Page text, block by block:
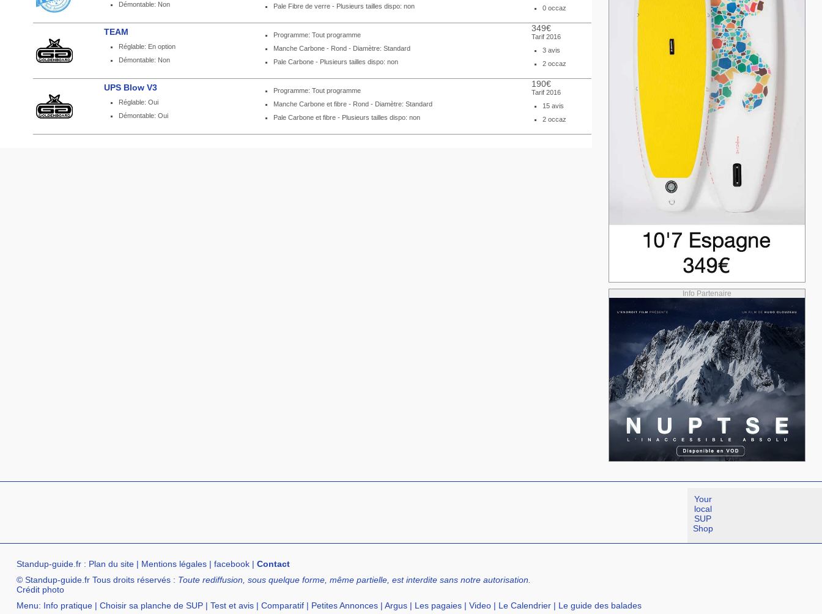
Démontable: Non
Pale Fibre de verre - Plusieurs tailles dispo: non
0 occaz
TEAM
Réglable: En option
Démontable: Non
Programme: Tout programme
Manche Carbone - Rond - Diamètre: Standard
Pale Carbone - Plusieurs tailles dispo: non
349€
Tarif 2016
3 avis
2 occaz
UPS Blow V3
Réglable: Oui
Démontable: Oui
Programme: Tout programme
Manche Carbone et fibre - Rond - Diamètre: Standard
Pale Carbone et fibre - Plusieurs tailles dispo: non
190€
Tarif 2016
15 avis
2 occaz
Info Partenaire
Your
local
SUP
Shop
Standup-guide.fr: Plan du site| Mentions légales| facebook| Contact
© Standup-guide.fr Tous droits réservés : Toute rediffusion, sous quelque forme, même partielle, est interdite sans notre autorisation.
Crédit photo
Menu: Info pratique| Choisir sa planche de SUP| Test et avis| Comparatif| Petites Annonces| Argus| Les pagaies| Video| Le Calendrier| Le guide des balades